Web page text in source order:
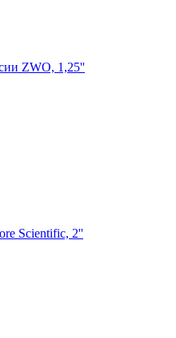
ZWO, 1,25''
Scientific, 2''